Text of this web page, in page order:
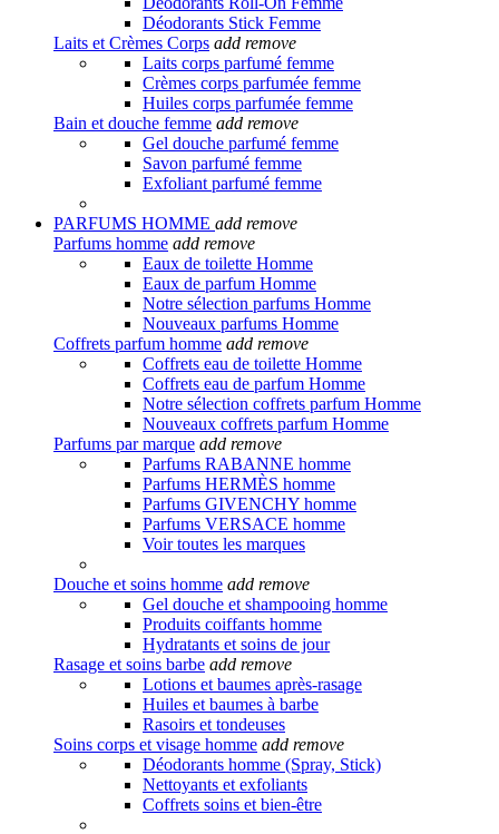
Déodorants Stick Femme
Laits et Crèmes Corps add remove
Laits corps parfumé femme
Crèmes corps parfumée femme
Huiles corps parfumée femme
Bain et douche femme add remove
Gel douche parfumé femme
Savon parfumé femme
Exfoliant parfumé femme
PARFUMS HOMME add remove
Parfums homme add remove
Eaux de toilette Homme
Eaux de parfum Homme
Notre sélection parfums Homme
Nouveaux parfums Homme
Coffrets parfum homme add remove
Coffrets eau de toilette Homme
Coffrets eau de parfum Homme
Notre sélection coffrets parfum Homme
Nouveaux coffrets parfum Homme
Parfums par marque add remove
Parfums RABANNE homme
Parfums HERMÈS homme
Parfums GIVENCHY homme
Parfums VERSACE homme
Voir toutes les marques
Douche et soins homme add remove
Gel douche et shampooing homme
Produits coiffants homme
Hydratants et soins de jour
Rasage et soins barbe add remove
Lotions et baumes après-rasage
Huiles et baumes à barbe
Rasoirs et tondeuses
Soins corps et visage homme add remove
Déodorants homme (Spray, Stick)
Nettoyants et exfoliants
Coffrets soins et bien-être